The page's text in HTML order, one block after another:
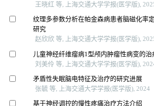
王晓红 等, 上海交通大学学报(医学版),
纹理多参数分析在帕金森病患者脑磁化率
研究
赵欣欣 等, 上海交通大学学报(医学版),
儿童神经纤维瘤病1型颅内肿瘤性病变的治
刘美伶 等, 上海交通大学学报(医学版),
矛盾性失眠脑电特征及治疗的研究进展
张毓 等, 上海交通大学学报(医学版), 2024
基于神经调控的慢性疼痛治疗方法介绍